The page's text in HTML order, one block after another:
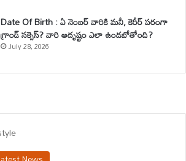
Date Of Birth : ఏ నెంబర్ వారికి మనీ, కెరీర్ పరంగా
గ్రాండ్ సక్సెస్? వారి అదృష్టం ఎలా ఉండబోతోంది?
July 28, 2026